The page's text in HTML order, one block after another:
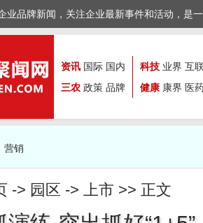
业品牌新闻，关注企业最新事件和活动，是
资讯 国际 国内
三农 政策 品牌
科技 业界 互
健康 康界 医
营销
-> 园区 -> 上市 >> 正文